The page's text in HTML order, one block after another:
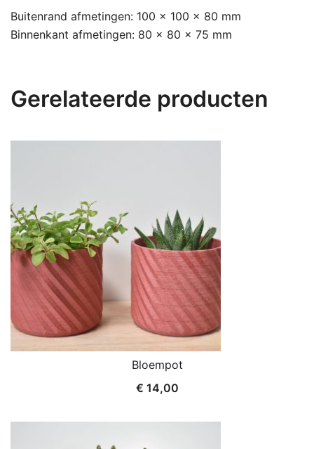
Buitenrand afmetingen: 100 x 100 x 80 mm
Binnenkant afmetingen: 80 x 80 x 75 mm
Gerelateerde producten
Bloempot
€ 14,00